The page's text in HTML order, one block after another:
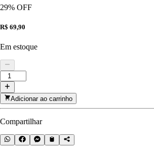
29% OFF
R$ 69,90
Em estoque
Adicionar ao carrinho
Compartilhar